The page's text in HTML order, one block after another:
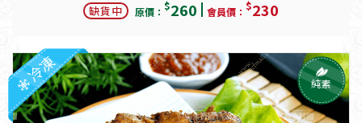
缺貨中 原價： $260 會員價： $230
冷凍 純素